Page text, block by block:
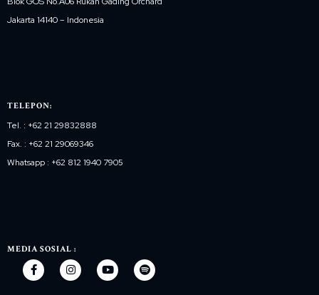
Jakarta 14140 – Indonesia
TELEPON:
Tel. : +62 21 29832888
Fax. : +62 21 29069346
Whatsapp : +62 812 1940 7905
MEDIA SOSIAL :